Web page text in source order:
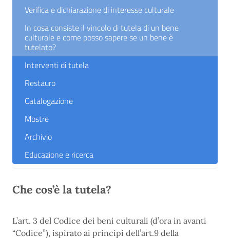
Verifica e dichiarazione di interesse culturale
In cosa consiste il vincolo di tutela di un bene
culturale e come posso sapere se un bene è
tutelato?
Interventi di tutela
Restauro
Catalogazione
Mostre
Archivio
Educazione e ricerca
Che cos’è la tutela?
L’art. 3 del Codice dei beni culturali (d’ora in avanti
“Codice”), ispirato ai principi dell’art.9 della